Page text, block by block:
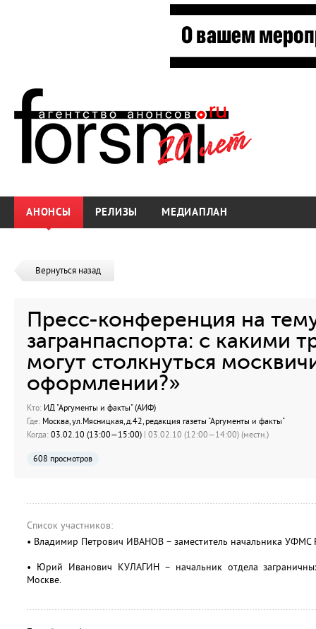
АНОНСЫ РЕЛИЗЫ МЕДИАПЛАН
Вернуться назад
Пресс-конференция на
загранпаспорта: с какими
могут столкнуться
оформлении?»
Кто: ИД "Аргументы и факты" (АИФ)
Где: Москва, ул.Мясницкая, д.42, редакция газеты "Аргументы и факты"
Когда: 03.02.10 (13:00—15:00) | 03.02.10 (12:00—14:00) (местн.)
608 просмотров
Список участников:
• Владимир Петрович ИВАНОВ – заместитель начальника УФМС
• Юрий Иванович КУЛАГИН – начальник отдела
Москве.